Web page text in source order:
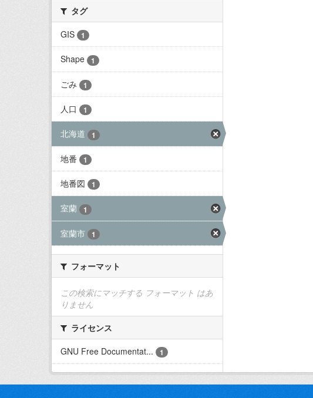
タグ
GIS
1
Shape 1
ごみ 1
人口 1
北海道 1
地番 1
地番図 1
室蘭 1
室蘭市 1
フォーマット
この検索にマッチする フォーマット はあ
りません
ライセンス
GNU Free Documentat...
1